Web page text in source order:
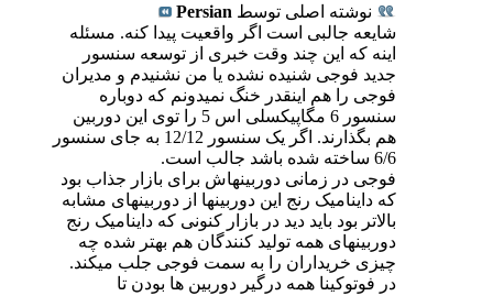
نوشته اصلی توسط Persian
شایعه جالبی است اگر واقعیت پیدا کنه. مسئله
اینه که این چند وقت خبری از توسعه سنسور
جدید فوجی شنیده نشده یا من نشنیدم و مدیران
فوجی را هم اینقدر خنگ نمیدونم که دوباره
سنسور 6 مگاپیکسلی اس 5 را توی این دوربین
هم بگذارند. اگر یک سنسور 12/12 به جای سنسور
6/6 ساخته شده باشد جالب است.
فوجی در زمانی دوربینهاش برای بازار جذاب بود
که داینامیک رنج این دوربینها از دوربینهای مشابه
بالاتر بود باید دید در بازار کنونی که داینامیک رنج
دوربینهای همه تولید کنندگان هم بهتر شده چه
چیزی خریداران را به سمت فوجی جلب میکند.
در فوتوکینا همه درگیر دوربین ها بودن تا